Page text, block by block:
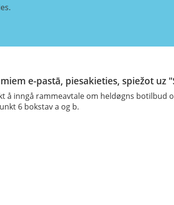
e-pastā, piesakieties, spiežot
å inngå rammeavtale om heldøgns botilbud
6 bokstav a og b.